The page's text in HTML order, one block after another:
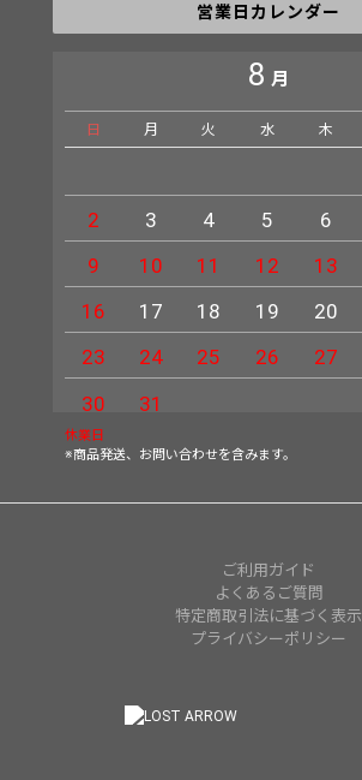
営業日カレンダー
8 月
日 月 火 水 木
2
3 4 5 6
9
10 11 12 13
16
17 18 19 20
23
24 25 26 27
30
31
休業日
※商品発送、お問い合わせを含みます。
ご利用ガイド
よくあるご質問
特定商取引法に基づく表示
プライバシーポリシー